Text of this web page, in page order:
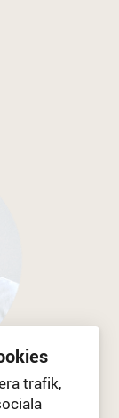
trafik,